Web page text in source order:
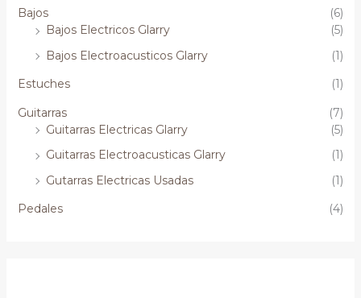
Bajos
(6)
Bajos Electricos Glarry
(5)
Bajos Electroacusticos Glarry
(1)
Estuches
(1)
Guitarras
(7)
Guitarras Electricas Glarry
(5)
Guitarras Electroacusticas Glarry
(1)
Gutarras Electricas Usadas
(1)
Pedales
(4)